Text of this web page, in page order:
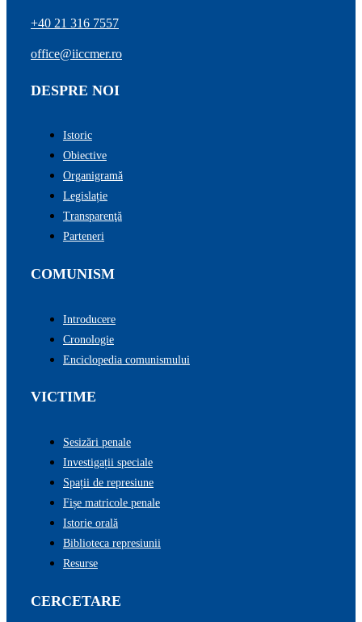
+40 21 316 7557
office@iiccmer.ro
DESPRE NOI
Istoric
Obiective
Organigramă
Legislație
Transparenţă
Parteneri
COMUNISM
Introducere
Cronologie
Enciclopedia comunismului
VICTIME
Sesizări penale
Investigații speciale
Spații de represiune
Fișe matricole penale
Istorie orală
Biblioteca represiunii
Resurse
CERCETARE